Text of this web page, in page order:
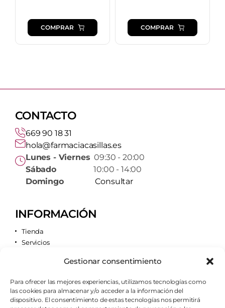
Gestionar consentimiento
Para ofrecer las mejores experiencias, utilizamos tecnologías como
las cookies para almacenar y/o acceder a la información del
dispositivo. El consentimiento de estas tecnologías nos permitirá
era:
9,15 €.
es:
8,90 €.
COMPRAR COMPRAR
CONTACTO
669 90 18 31
hola@farmaciacasillas.es
Lunes - Viernes 09:30 - 20:00
Sábado10:00 - 14:00
Domingo
Consultar
INFORMACIÓN
Tienda
Servicios
Quiénes somos
AVISOS LEGALES